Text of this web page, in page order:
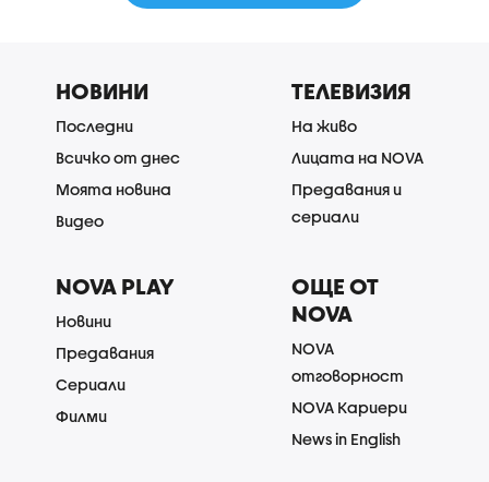
НОВИНИ
Последни
Всичко от днес
Моята новина
Видео
ТЕЛЕВИЗИЯ
На живо
Лицата на NOVA
Предавания и
сериали
NOVA PLAY
Новини
Предавания
Сериали
Филми
ОЩЕ ОТ
NOVA
NOVA
отговорност
NOVA Кариери
News in English